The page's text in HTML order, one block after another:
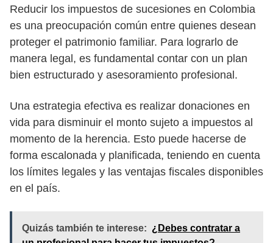
Reducir los impuestos de sucesiones en Colombia
es una preocupación común entre quienes desean
proteger el patrimonio familiar. Para lograrlo de
manera legal, es fundamental contar con un plan
bien estructurado y asesoramiento profesional.
Una estrategia efectiva es realizar donaciones en
vida para disminuir el monto sujeto a impuestos al
momento de la herencia. Esto puede hacerse de
forma escalonada y planificada, teniendo en cuenta
los límites legales y las ventajas fiscales disponibles
en el país.
Quizás también te interese: ¿Debes contratar a